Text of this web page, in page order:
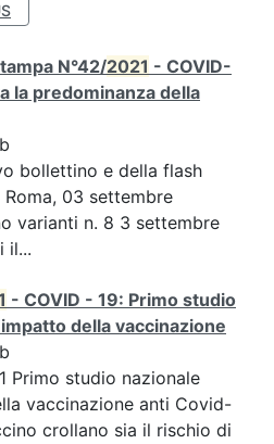
N°42/2021 - COVID-
la predominanza della
bollettino e della flash
Roma, 03 settembre
varianti n. 8 3 settembre
il...
- COVID - 19: Primo studio
della vaccinazione
Primo studio nazionale
vaccinazione anti Covid-
crollano sia il rischio di